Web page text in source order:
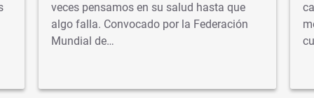
veces pensamos en su salud hasta que
algo falla. Convocado por la Federación
Mundial de…